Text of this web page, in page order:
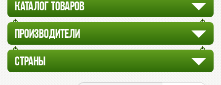
КАТАЛОГ ТОВАРОВ
ПРОИЗВОДИТЕЛИ
СТРАНЫ